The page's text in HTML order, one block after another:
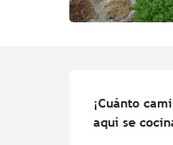
¡Cuánto
aquí se